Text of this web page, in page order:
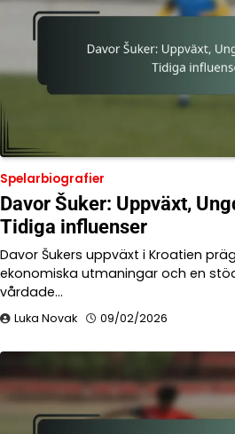
Spelarbiografier
Davor Šuker: Uppväxt,
Tidiga influenser
Davor Šukers uppväxt i Kroatien
ekonomiska utmaningar och en
vårdade…
Luka Novak 09/02/2026